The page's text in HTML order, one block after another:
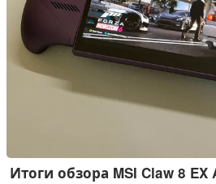
Итоги обзора MSI Claw 8